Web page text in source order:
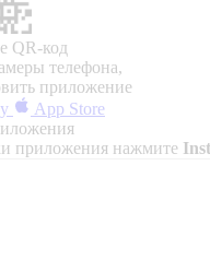
QR-код
телефона,
приложение
App Store
приложения нажмите